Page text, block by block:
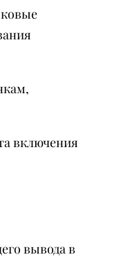
включения
вывода в